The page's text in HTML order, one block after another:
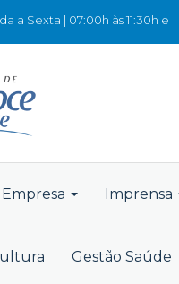
a Sexta | 07:00h às 11:30h e
Empresa Imprensa
Gestão Saúde